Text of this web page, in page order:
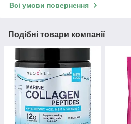
Всі умови повернення
Подібні товари компанії